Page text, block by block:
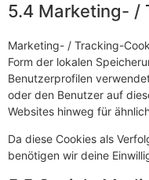
5.4 Marketing- /
Marketing- / Tracking-
Form der lokalen
Benutzerprofilen
oder den Benutzer auf
Websites hinweg für
Da diese Cookies als
benötigen wir deine